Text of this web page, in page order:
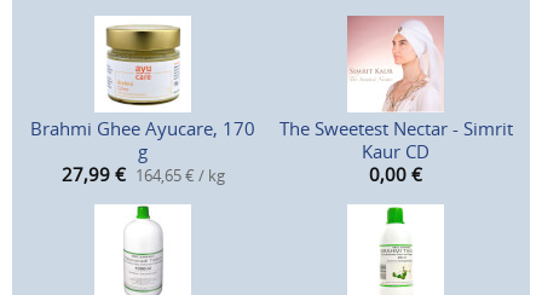
Brahmi Ghee Ayucare, 170
g
27,99 € 164,65 € / kg
The Sweetest Nectar - Simrit
Kaur CD
0,00 €